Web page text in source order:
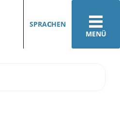
MENÜ
SPRACHEN